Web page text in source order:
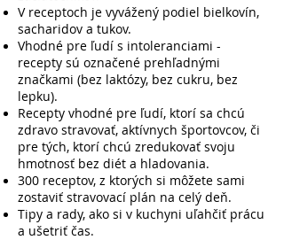
V receptoch je vyvážený podiel bielkovín,
sacharidov a tukov.
Vhodné pre ľudí s intoleranciami -
recepty sú označené prehľadnými
značkami (bez laktózy, bez cukru, bez
lepku).
Recepty vhodné pre ľudí, ktorí sa chcú
zdravo stravovať, aktívnych športovcov, či
pre tých, ktorí chcú zredukovať svoju
hmotnosť bez diét a hladovania.
300 receptov, z ktorých si môžete sami
zostaviť stravovací plán na celý deň.
Tipy a rady, ako si v kuchyni uľahčiť prácu
a ušetriť čas.